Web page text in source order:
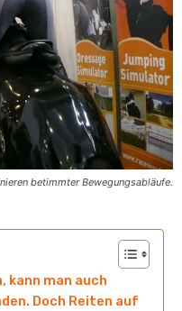
betimmter Bewegungsabläufe.
kann man auch
Doch Reiten auf